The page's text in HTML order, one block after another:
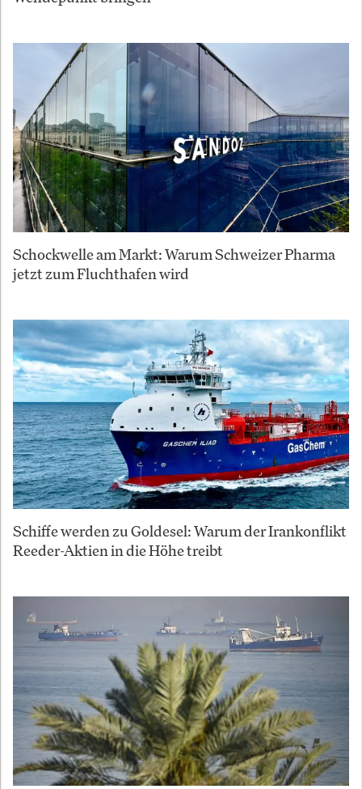
Schockwelle am Markt: Warum Schweizer Pharma
jetzt zum Fluchthafen wird
Schiffe werden zu Goldesel: Warum der Irankonflikt
Reeder-Aktien in die Höhe treibt